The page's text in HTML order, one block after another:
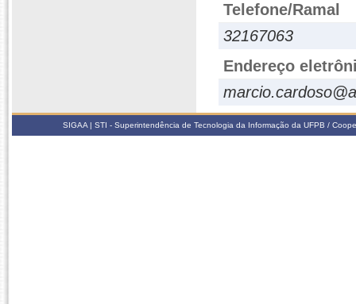
Telefone/Ramal
32167063
Endereço
SIGAA | STI - Superintendência de Tecnologia da Informação da UFPB /